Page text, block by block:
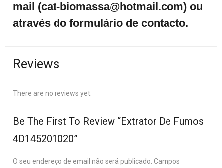
mail (cat-biomassa@hotmail.com) ou
através do formulário de contacto.
Reviews
There are no reviews yet.
Be The First To Review “Extrator De Fumos
4D145201020”
O seu endereço de email não será publicado. Campos